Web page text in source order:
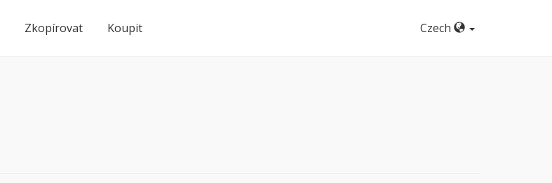
Zkopírovat Koupit Czech